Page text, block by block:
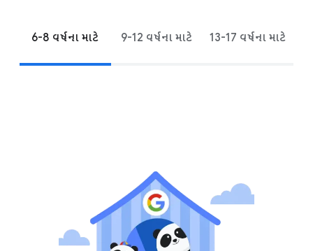
6-8 વર્ષના માટે 9-12 વર્ષના માટે 13-17 વર્ષના માટે